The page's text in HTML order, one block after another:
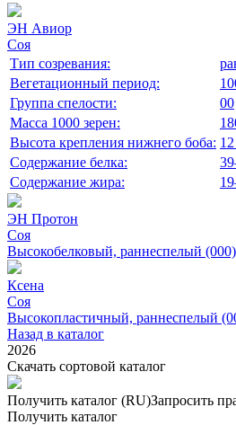
ЭН Авиор
Соя
Тип созревания:
Вегетационный период:
Группа спелости:
00
Масса 1000 зерен:
Высота крепления нижнего боба:
Содержание белка:
Содержание жира:
ЭН Протон
Соя
Высокобелковый, раннеспелый (000)
Ксена
Соя
Высокопластичный, раннеспелый
Назад в каталог
2026
Скачать сортовой каталог
Получить каталог (RU)Запросить
Получить каталог